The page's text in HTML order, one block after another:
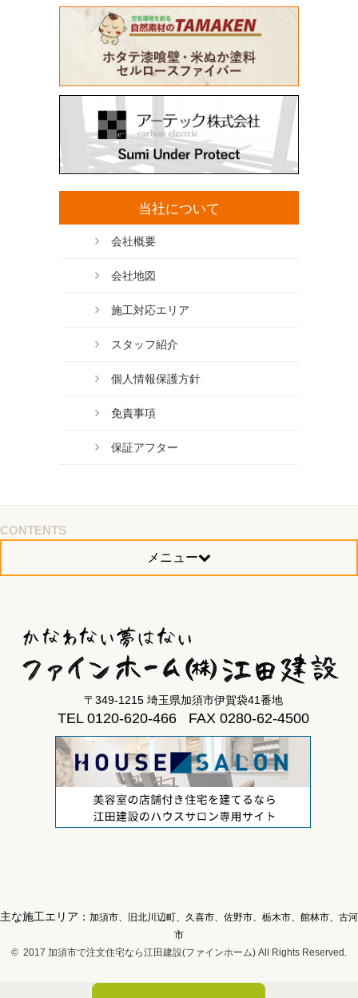
当社について
会社概要
会社地図
施工対応エリア
スタッフ紹介
個人情報保護方針
免責事項
保証アフター
CONTENTS
メニュー
〒349-1215 埼玉県加須市伊賀袋41番地
TEL 0120-620-466 FAX 0280-62-4500
主な施工エリア： 加須市、旧北川辺町、久喜市、佐野市、栃木市、館林市、古河
市
© 2017 加須市で注文住宅なら江田建設(ファインホーム) All Rights Reserved.